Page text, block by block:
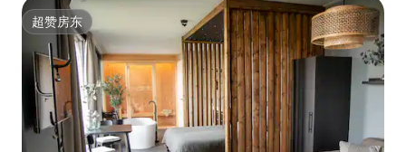
超赞房东
超赞房东